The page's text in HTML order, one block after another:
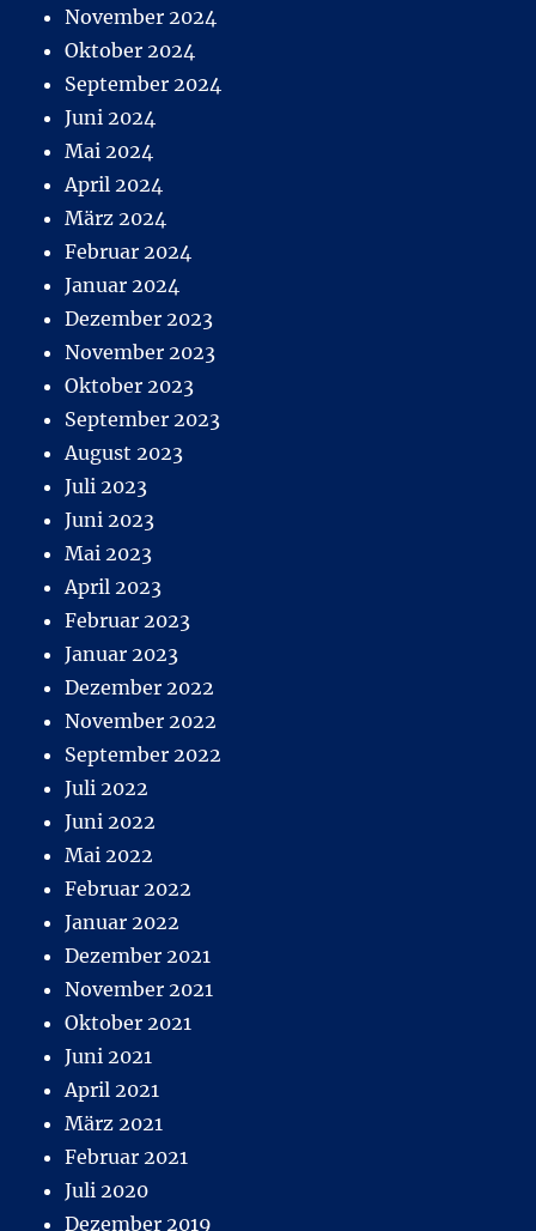
November 2024
Oktober 2024
September 2024
Juni 2024
Mai 2024
April 2024
März 2024
Februar 2024
Januar 2024
Dezember 2023
November 2023
Oktober 2023
September 2023
August 2023
Juli 2023
Juni 2023
Mai 2023
April 2023
Februar 2023
Januar 2023
Dezember 2022
November 2022
September 2022
Juli 2022
Juni 2022
Mai 2022
Februar 2022
Januar 2022
Dezember 2021
November 2021
Oktober 2021
Juni 2021
April 2021
März 2021
Februar 2021
Juli 2020
Dezember 2019